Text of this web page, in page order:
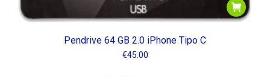
Pendrive 64 GB 2.0 iPhone Tipo C
€45.00